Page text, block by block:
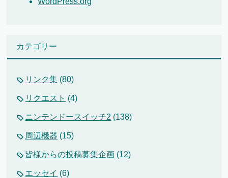
カテゴリー
リンク集 (80)
リクエスト (4)
ニンテンドースイッチ2 (138)
周辺機器 (15)
皆様からの投稿募集企画 (12)
エッセイ (6)